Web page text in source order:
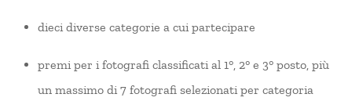
dieci diverse categorie a cui partecipare
premi per i fotografi classificati al 1°, 2° e 3° posto, più
un massimo di 7 fotografi selezionati per categoria